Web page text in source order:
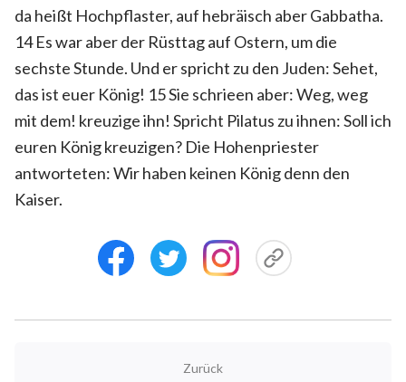
da heißt Hochpflaster, auf hebräisch aber Gabbatha.
14 Es war aber der Rüsttag auf Ostern, um die
sechste Stunde. Und er spricht zu den Juden: Sehet,
das ist euer König! 15 Sie schrieen aber: Weg, weg
mit dem! kreuzige ihn! Spricht Pilatus zu ihnen: Soll ich
euren König kreuzigen? Die Hohenpriester
antworteten: Wir haben keinen König denn den
Kaiser.
Zurück